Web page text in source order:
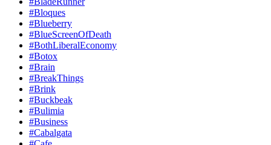
#Bloques
#Blueberry
#BlueScreenOfDeath
#BothLiberalEconomy
#Botox
#Brain
#BreakThings
#Brink
#Buckbeak
#Bulimia
#Business
#Cabalgata